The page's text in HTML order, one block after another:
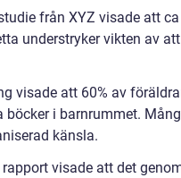
från XYZ visade att
understryker vikten av
visade att 60% av
i barnrummet.
känsla.
visade att det